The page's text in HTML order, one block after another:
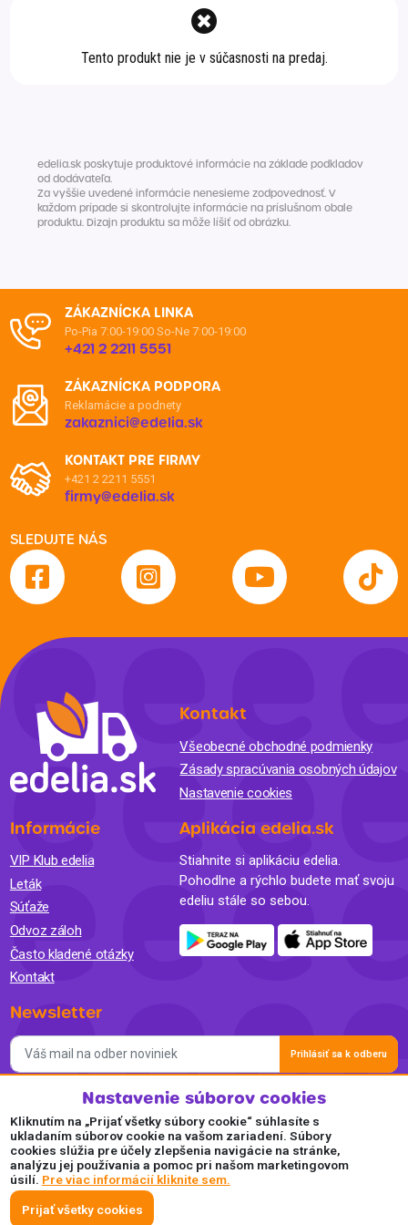
poukazy
výživa
Domáci miláčikovia
Lekáreň
Tento produkt nie je v súčasnosti na predaj.
edelia.sk poskytuje produktové informácie na základe podkladov
od dodávateľa.
Za vyššie uvedené informácie nenesieme zodpovednosť. V
každom prípade si skontrolujte informácie na príslušnom obale
produktu. Dizajn produktu sa môže líšiť od obrázku.
ZÁKAZNÍCKA LINKA
Po-Pia 7:00-19:00 So-Ne 7:00-19:00
+421 2 2211 5551
ZÁKAZNÍCKA PODPORA
Reklamácie a podnety
zakaznici@edelia.sk
KONTAKT PRE FIRMY
+421 2 2211 5551
firmy@edelia.sk
SLEDUJTE NÁS
Kontakt
Všeobecné obchodné podmienky
Zásady spracúvania osobných údajov
Nastavenie cookies
Informácie
VIP Klub edelia
Leták
Súťaže
Odvoz záloh
Často kladené otázky
Kontakt
Aplikácia edelia.sk
Stiahnite si aplikáciu edelia.
Pohodlne a rýchlo budete mať svoju
edeliu stále so sebou.
Newsletter
Prihlásiť sa k odberu
Súhlasím so spracovaním osobných údajov a so zasielaním
newslettra na marketingové účely a oboznámil som sa so
Zásadami ochrany osobných údajov.
Akceptujeme
Plaťte pohodlne a bezpečne online.
Nastavenie súborov cookies
Kliknutím na „Prijať všetky súbory cookie“ súhlasíte s
ukladaním súborov cookie na vašom zariadení. Súbory
cookies slúžia pre účely zlepšenia navigácie na stránke,
analýzu jej používania a pomoc pri našom marketingovom
úsilí. Pre viac informácií kliknite sem.
Prijať všetky cookies